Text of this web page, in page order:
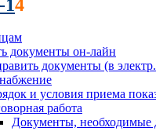
14
документы он-лайн
документы (в
и условия приема
работа
Документы, необходимые